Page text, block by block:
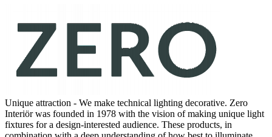
Unique attraction - We make technical lighting decorative. Zero
Interiör was founded in 1978 with the vision of making unique light
fixtures for a design-interested audience. These products, in